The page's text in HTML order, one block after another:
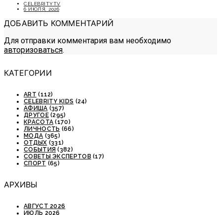
CELEBRITYTV
6 ИЮЛЯ, 2026
ДОБАВИТЬ КОММЕНТАРИЙ
Для отправки комментария вам необходимо
авторизоваться.
КАТЕГОРИИ
ART (112)
CELEBRITY KIDS (24)
АФИША (357)
ДРУГОЕ(295)
КРАСОТА (170)
ЛИЧНОСТЬ (66)
МОДА (365)
ОТДЫХ (331)
СОБЫТИЯ (382)
СОВЕТЫ ЭКСПЕРТОВ (17)
СПОРТ (65)
АРХИВЫ
АВГУСТ 2026
ИЮЛЬ 2026